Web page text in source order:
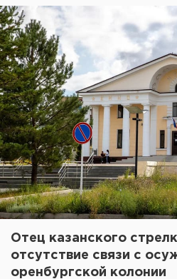
Отец казанского
отсутствие связи с
оренбургской колонии